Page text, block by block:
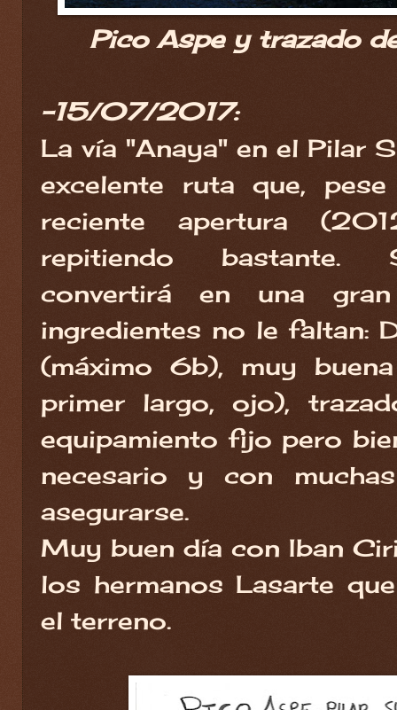
Pico Aspe y trazado
-15/07/2017:
La vía "Anaya" en el Pilar
excelente ruta que,
reciente apertura
repitiendo bastante.
convertirá en una
ingredientes no le faltan:
(máximo 6b), muy
primer largo, ojo),
equipamiento fijo pero
necesario y con
asegurarse.
Muy buen día con Iban
los hermanos Lasarte
el terreno.